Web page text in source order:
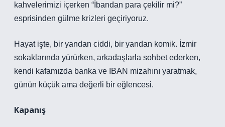
kahvelerimizi içerken “İbandan para çekilir mi?”
esprisinden gülme krizleri geçiriyoruz.
Hayat işte, bir yandan ciddi, bir yandan komik. İzmir
sokaklarında yürürken, arkadaşlarla sohbet ederken,
kendi kafamızda banka ve IBAN mizahını yaratmak,
günün küçük ama değerli bir eğlencesi.
Kapanış